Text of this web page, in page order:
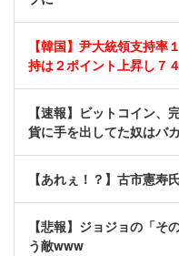
【韓国】尹大統領支持
持は２ポイント上昇し７
【速報】ビットコイン
貨に手を出してた奴はバ
【あれぇ！？】古市憲
【悲報】ジョジョの「
う敵www